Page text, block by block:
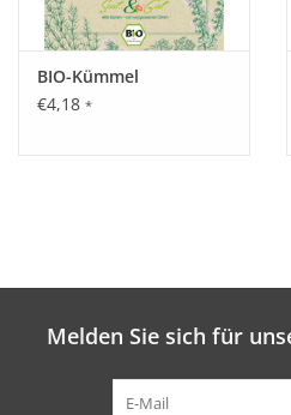
BIO-Kümmel
€4,18 *
Melden Sie sich für